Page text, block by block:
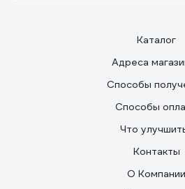
Каталог
Адреса
Способы
Способы
Что
Контакты
О Компании